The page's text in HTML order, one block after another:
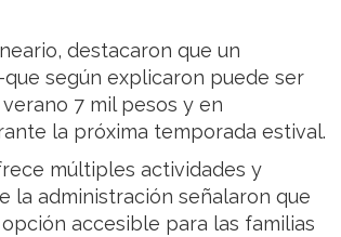
destacaron que un
según explicaron puede ser
7 mil pesos y en
la próxima temporada estival.
múltiples actividades y
la administración señalaron que
accesible para las familias